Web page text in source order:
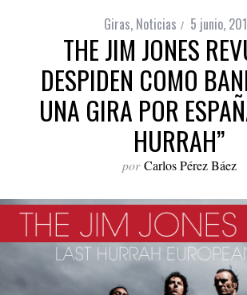
Giras, Noticias 5 junio,
THE JIM JONES
DESPIDEN COMO
UNA GIRA POR
HURRAH”
por Carlos Pérez Báez